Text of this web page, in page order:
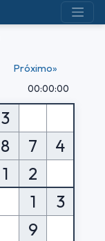
Próximo»
00:00:00
3
8 7
4
1
2
1
3
9